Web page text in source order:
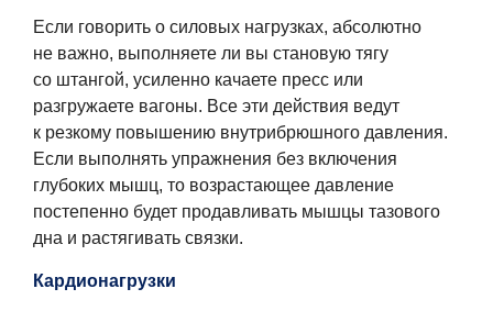
Если говорить о силовых нагрузках, абсолютно
не важно, выполняете ли вы становую тягу
со штангой, усиленно качаете пресс или
разгружаете вагоны. Все эти действия ведут
к резкому повышению внутрибрюшного давления.
Если выполнять упражнения без включения
глубоких мышц, то возрастающее давление
постепенно будет продавливать мышцы тазового
дна и растягивать связки.
Кардионагрузки